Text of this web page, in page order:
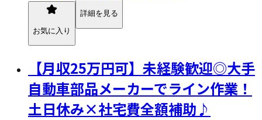
お気に入り
詳細を見る
【月収25万円可】未経験歓迎◎大手
自動車部品メーカーでライン作業！
土日休み×社宅費全額補助♪